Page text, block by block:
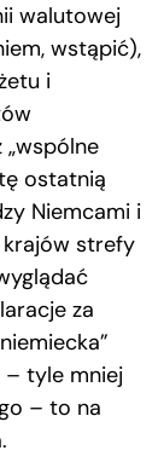
walutowej
wstąpić),
i
ostatnią
Niemcami i
krajów strefy
za
– tyle mniej
– to na